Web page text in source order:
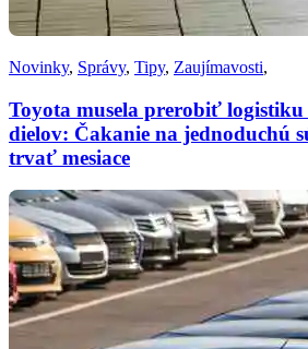
Novinky, Správy, Tipy, Zaujímavosti,
Toyota musela prerobiť
dielov: Čakanie na jednoduchú
trvať mesiace